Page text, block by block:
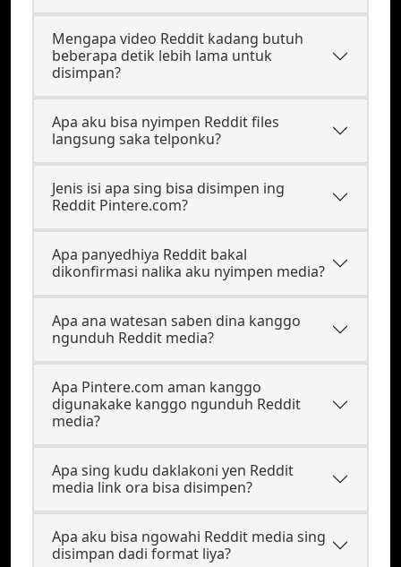
Mengapa video Reddit kadang butuh
beberapa detik lebih lama untuk
disimpan?
Apa aku bisa nyimpen Reddit files
langsung saka telponku?
Jenis isi apa sing bisa disimpen ing
Reddit Pintere.com?
Apa panyedhiya Reddit bakal
dikonfirmasi nalika aku nyimpen media?
Apa ana watesan saben dina kanggo
ngunduh Reddit media?
Apa Pintere.com aman kanggo
digunakake kanggo ngunduh Reddit
media?
Apa sing kudu daklakoni yen Reddit
media link ora bisa disimpen?
Apa aku bisa ngowahi Reddit media sing
disimpan dadi format liya?